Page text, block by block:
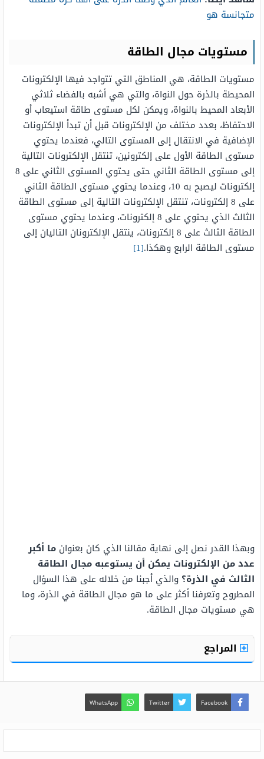
متجانسة هو
مستويات مجال الطاقة
مستويات الطاقة، هي المناطق التي تتواجد فيها الإلكترونات
المحيطة بالذرة حول النواة، والتي هي أشبه بالفضاء ثلاثي
الأبعاد المحيط بالنواة، ويمكن لكل مستوى طاقة استيعاب أو
الاحتفاظ، بعدد مختلف من الإلكترونات قبل أن تبدأ الإلكترونات
الإضافية في الانتقال إلى المستوى التالي، فعندما يحتوي
مستوى الطاقة الأول على إلكترونين، تنتقل الإلكترونات التالية
إلى مستوى الطاقة الثاني حتى يحتوي المستوى الثاني على 8
إلكترونات ليصبح به 10، وعندما يحتوي مستوى الطاقة الثاني
على 8 إلكترونات، تنتقل الإلكترونات التالية إلى مستوى الطاقة
الثالث الذي يحتوي على 8 إلكترونات، وعندما يحتوي مستوى
الطاقة الثالث على 8 إلكترونات، ينتقل الإلكترونان التاليان إلى
مستوى الطاقة الرابع وهكذا.[1]
وبهذا القدر نصل إلى نهاية مقالنا الذي كان بعنوان ما أكبر
عدد من الإلكترونات يمكن أن يستوعبه مجال الطاقة
الثالث في الذرة؟ والذي أجبنا من خلاله على هذا السؤال
المطروح وتعرفنا أكثر على ما هو مجال الطاقة في الذرة، وما
هي مستويات مجال الطاقة.
المراجع
Facebook
Twitter
WhatsApp